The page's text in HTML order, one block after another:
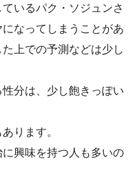
いるパク・ソジュンさ
なってしまうことがあ
上での予測などは少し
分は、少し飽きっぽい
ります。
興味を持つ人も多いの